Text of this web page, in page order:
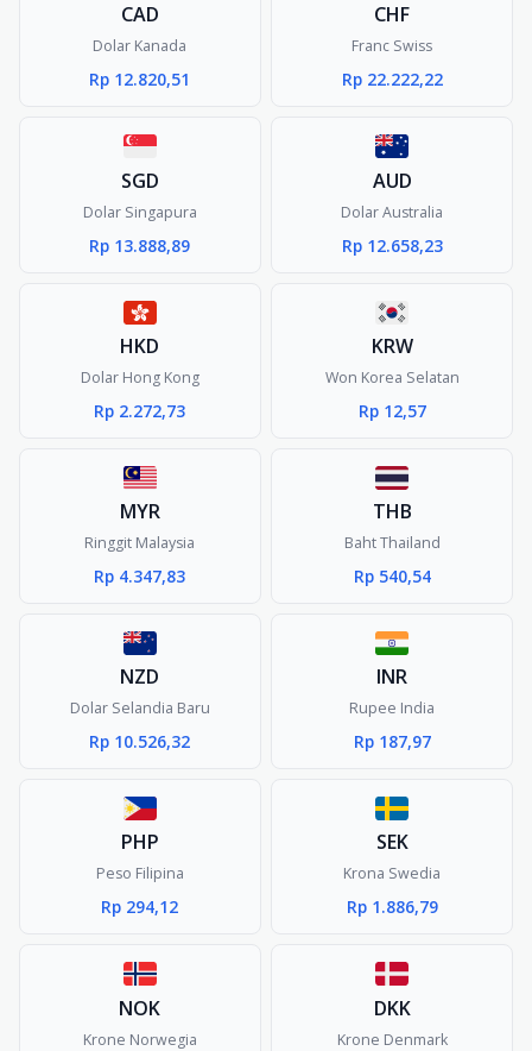
CAD
Dolar Kanada
Rp 12.820,51
CHF
Franc Swiss
Rp 22.222,22
SGD
Dolar Singapura
Rp 13.888,89
AUD
Dolar Australia
Rp 12.658,23
HKD
Dolar Hong Kong
Rp 2.272,73
KRW
Won Korea Selatan
Rp 12,57
MYR
Ringgit Malaysia
Rp 4.347,83
THB
Baht Thailand
Rp 540,54
NZD
Dolar Selandia Baru
Rp 10.526,32
INR
Rupee India
Rp 187,97
PHP
Peso Filipina
Rp 294,12
SEK
Krona Swedia
Rp 1.886,79
NOK
Krone Norwegia
DKK
Krone Denmark